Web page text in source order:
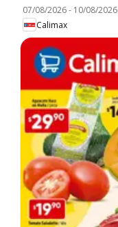
07/08/2026- 10/08/2026
Calimax